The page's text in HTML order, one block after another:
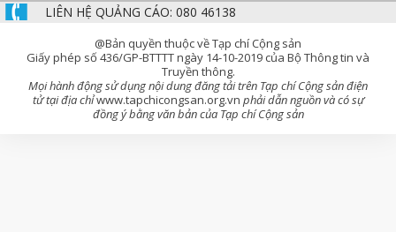
LIÊN HỆ QUẢNG CÁO: 080 46138
@Bản quyền thuộc về Tạp chí Cộng sản
Giấy phép số 436/GP-BTTTT ngày 14-10-2019 của Bộ Thông tin và
Truyền thông.
Mọi hành động sử dụng nội dung đăng tải trên Tạp chí Cộng sản điện
tử tại địa chỉwww.tapchicongsan.org.vn phải dẫn nguồn và có sự
đồng ý bằng văn bản của Tạp chí Cộng sản